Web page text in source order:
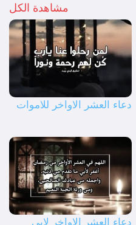
مشاهدة الكل
دعاء العشر الاواخر للاموات
دعاء العشر الاواخر لابي